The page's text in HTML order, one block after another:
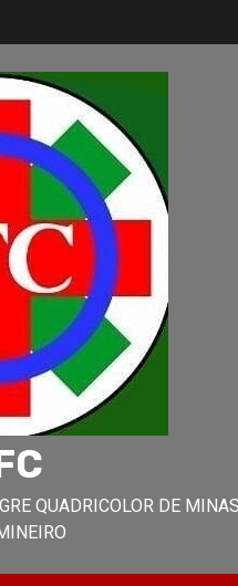
QUADRICOLOR DE